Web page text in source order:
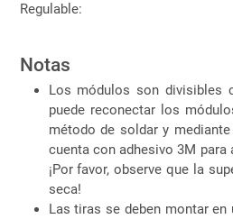
Regulable:
Notas
Los módulos son divisibles
puede reconectar los
método de soldar y
cuenta con adhesivo 3M para
¡Por favor, observe que la
seca!
Las tiras se deben montar